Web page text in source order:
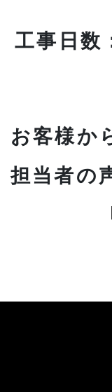
工事日
お客様か
担当者の